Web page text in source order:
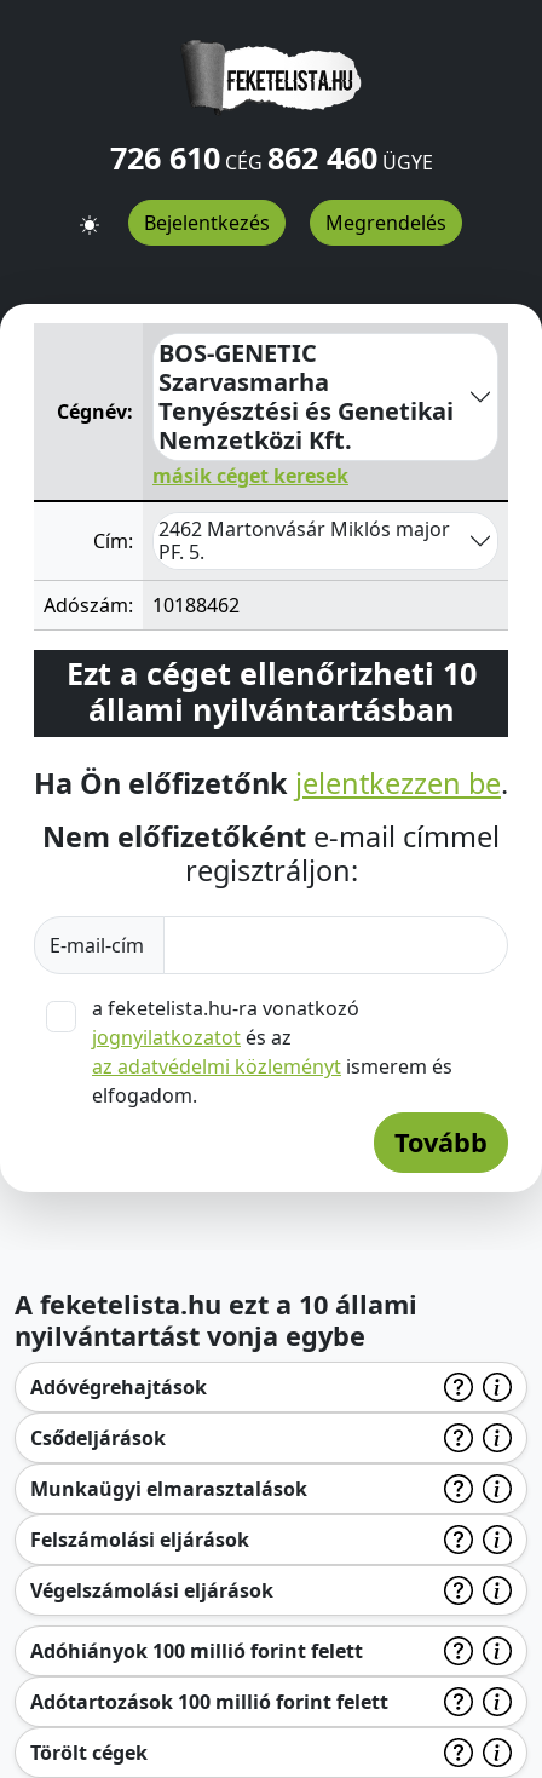
726 610CÉG 862 460ÜGYE
Bejelentkezés Megrendelés
BOS-GENETIC Szarvasmarha Tenyésztési és Genetikai
Cégnév:
BOS-GENETIC
Szarvasmarha
Tenyésztési és Genetikai
Nemzetközi Kft.
másik céget keresek
Cím:
2462 Martonvásár Miklós major
PF. 5.
Adószám:
10188462
Ezt a céget ellenőrizheti 10
állami nyilvántartásban
Ha Ön előfizetőnk jelentkezzen be.
Nem előfizetőként e-mail címmel
regisztráljon:
E-mail-cím
a feketelista.hu-ra vonatkozó
jognyilatkozatot és az
az adatvédelmi közleményt ismerem és
elfogadom.
Tovább
A feketelista.hu ezt a 10 állami
nyilvántartást vonja egybe
Adóvégrehajtások
Csődeljárások
Munkaügyi elmarasztalások
Felszámolási eljárások
Végelszámolási eljárások
Adóhiányok 100 millió forint felett
Adótartozások 100 millió forint felett
Törölt cégek